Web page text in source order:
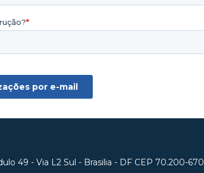
49 - Via L2 Sul - Brasilia - DF CEP 70.200-670